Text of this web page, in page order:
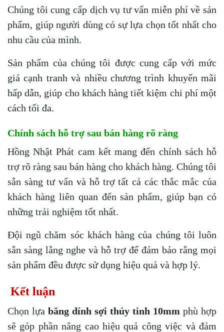
Chúng tôi cung cấp dịch vụ tư vấn miễn phí về sản
phẩm, giúp người dùng có sự lựa chọn tốt nhất cho
nhu cầu của mình.
Sản phẩm của chúng tôi được cung cấp với mức
giá cạnh tranh và nhiều chương trình khuyến mãi
hấp dẫn, giúp cho khách hàng tiết kiệm chi phí một
cách tối đa.
Chính sách hỗ trợ sau bán hàng rõ ràng
Hồng Nhật Phát cam kết mang đến chính sách hỗ
trợ rõ ràng sau bán hàng cho khách hàng. Chúng tôi
sẵn sàng tư vấn và hỗ trợ tất cả các thắc mắc của
khách hàng liên quan đến sản phẩm, giúp bạn có
những trải nghiệm tốt nhất.
Đội ngũ chăm sóc khách hàng của chúng tôi luôn
sẵn sàng lắng nghe và hỗ trợ để đảm bảo rằng mọi
sản phẩm đều được sử dụng hiệu quả và hợp lý.
Kết luận
Chọn lựa băng dính sợi thủy tinh 10mm phù hợp
sẽ góp phần nâng cao hiệu quả công việc và đảm